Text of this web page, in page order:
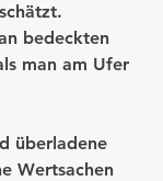
bedeckten
man am Ufer
überladene
Wertsachen